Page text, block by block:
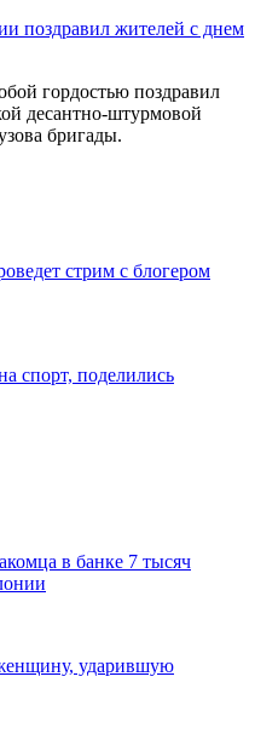
поздравил жителей с днем
гордостью поздравил
десантно-штурмовой
бригады.
стрим с блогером
спорт, поделились
в банке 7 тысяч
ударившую